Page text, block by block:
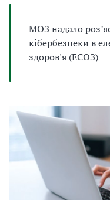
МОЗ надало
кібербезпеки в
здоров'я (ЕСОЗ)